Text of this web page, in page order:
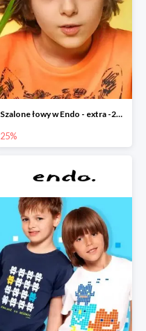
Szalone łowy w Endo - extra -25% na nowości
25%